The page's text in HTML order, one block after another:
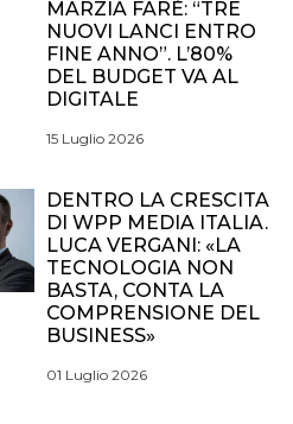
MARZIA FARÈ: “TRE
NUOVI LANCI ENTRO
FINE ANNO”. L’80%
DEL BUDGET VA AL
DIGITALE
15 Luglio 2026
DENTRO LA CRESCITA
DI WPP MEDIA ITALIA.
LUCA VERGANI: «LA
TECNOLOGIA NON
BASTA, CONTA LA
COMPRENSIONE DEL
BUSINESS»
01 Luglio 2026